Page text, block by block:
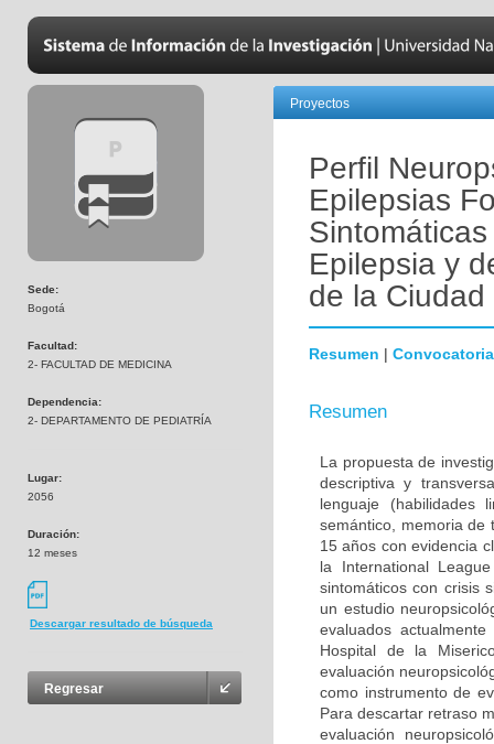
Sede:
Bogotá
Facultad:
2- FACULTAD DE MEDICINA
Dependencia:
2- DEPARTAMENTO DE PEDIATRÍA
Lugar:
2056
Duración:
12 meses
Descargar resultado de búsqueda
Regresar
Proyectos
Perfil
Epilepsias
Epilepsia y
de la
Resumen | Convocatoria
Resumen
La propuesta de
descriptiva y
lenguaje (habilidades
semántico, memoria de
15 años con evidencia
la International
sintomáticos con crisis
un estudio
evaluados
Hospital de la
evaluación
como instrumento de
Para descartar retraso
evaluación